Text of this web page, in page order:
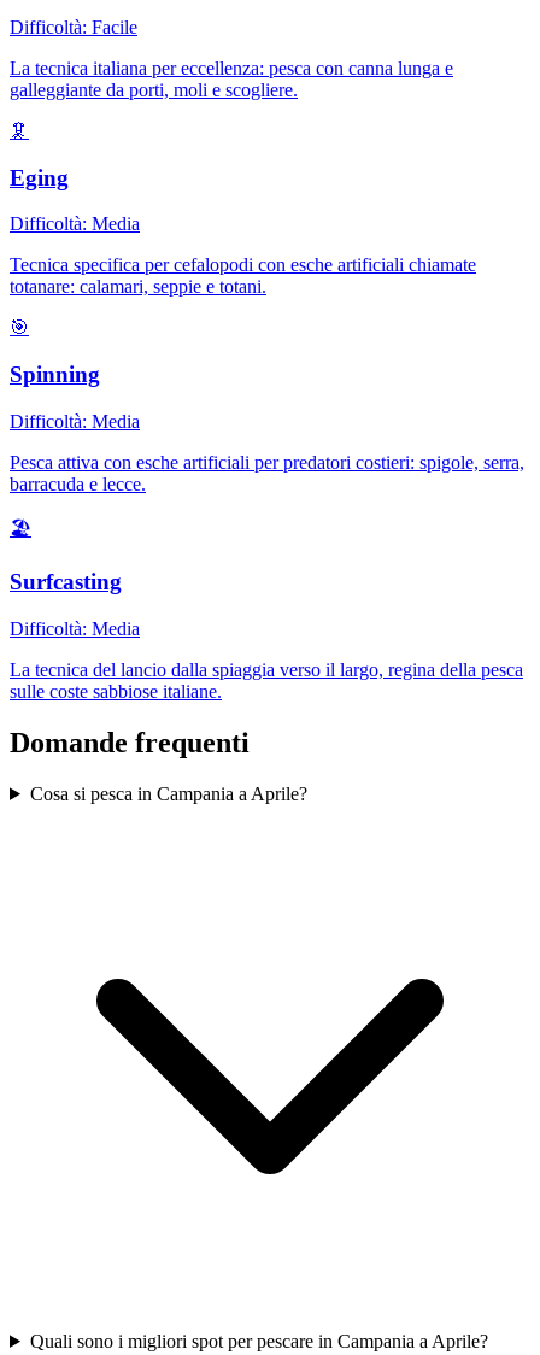
Difficoltà: Facile
La tecnica italiana per eccellenza: pesca con canna lunga e
galleggiante da porti, moli e scogliere.
🦑
Eging
Difficoltà: Media
Tecnica specifica per cefalopodi con esche artificiali chiamate
totanare: calamari, seppie e totani.
🎯
Spinning
Difficoltà: Media
Pesca attiva con esche artificiali per predatori costieri: spigole, serra,
barracuda e lecce.
🏖️
Surfcasting
Difficoltà: Media
La tecnica del lancio dalla spiaggia verso il largo, regina della pesca
sulle coste sabbiose italiane.
Domande frequenti
Cosa si pesca in Campania a Aprile?
Quali sono i migliori spot per pescare in Campania a Aprile?